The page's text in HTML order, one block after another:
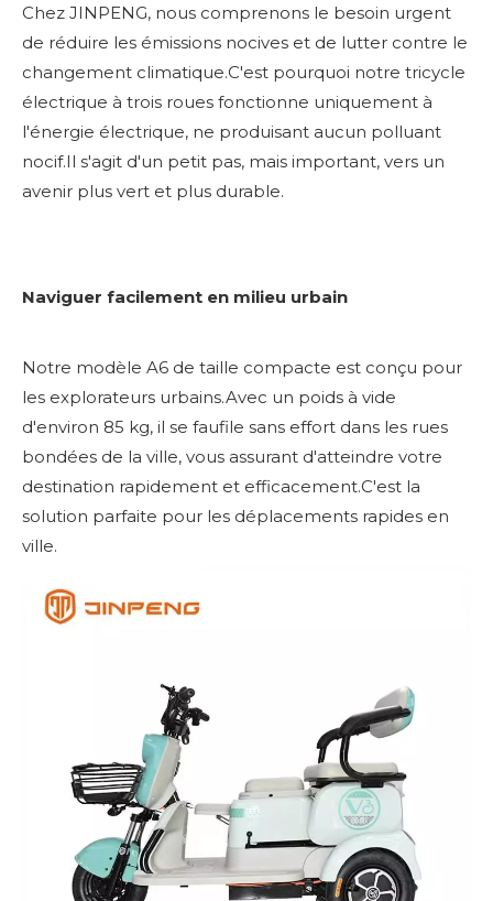
Chez JINPENG, nous comprenons le besoin urgent
de réduire les émissions nocives et de lutter contre le
changement climatique.C'est pourquoi notre tricycle
électrique à trois roues fonctionne uniquement à
l'énergie électrique, ne produisant aucun polluant
nocif.Il s'agit d'un petit pas, mais important, vers un
avenir plus vert et plus durable.
Naviguer facilement en milieu urbain
Notre modèle A6 de taille compacte est conçu pour
les explorateurs urbains.Avec un poids à vide
d'environ 85 kg, il se faufile sans effort dans les rues
bondées de la ville, vous assurant d'atteindre votre
destination rapidement et efficacement.C'est la
solution parfaite pour les déplacements rapides en
ville.